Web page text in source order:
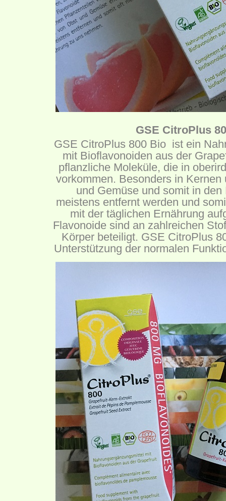
GSE CitroPlus
GSE CitroPlus 800 Bio ist ein
mit Bioflavonoiden aus der
pflanzliche Moleküle, die in
vorkommen. Besonders in
und Gemüse und somit in
meistens entfernt werden und
mit der täglichen Ernährung
Flavonoide sind an zahlreichen
Körper beteiligt. GSE CitroPlus
Unterstützung der normalen